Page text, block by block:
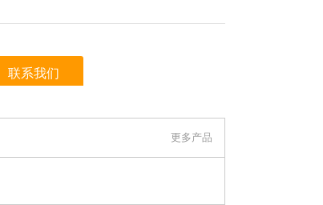
联系我们
州金南仪器制造有限公司 上看到的信息，
更多产品